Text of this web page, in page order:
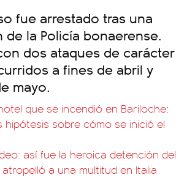
fue arrestado tras una
de la Policía bonaerense.
dos ataques de carácter
a fines de abril y
mayo.
que se incendió en Bariloche:
hipótesis sobre cómo se inició el
así fue la heroica detención del
a una multitud en Italia